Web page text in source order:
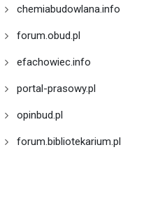
chemiabudowlana.info
forum.obud.pl
efachowiec.info
portal-prasowy.pl
opinbud.pl
forum.bibliotekarium.pl